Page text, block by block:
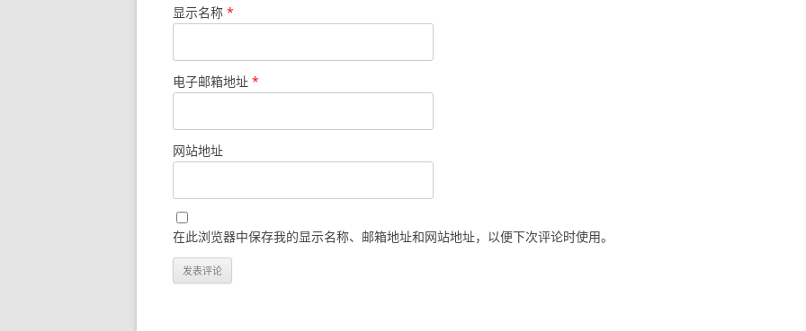
显示名称 *
电子邮箱地址 *
网站地址
在此浏览器中保存我的显示名称、邮箱地址和网站地址，以便下次评论时使用。